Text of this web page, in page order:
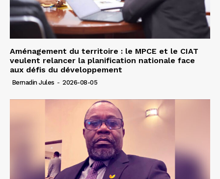
Aménagement du territoire : le MPCE et le CIAT
veulent relancer la planification nationale face
aux défis du développement
Bernadin Jules - 2026-08-05